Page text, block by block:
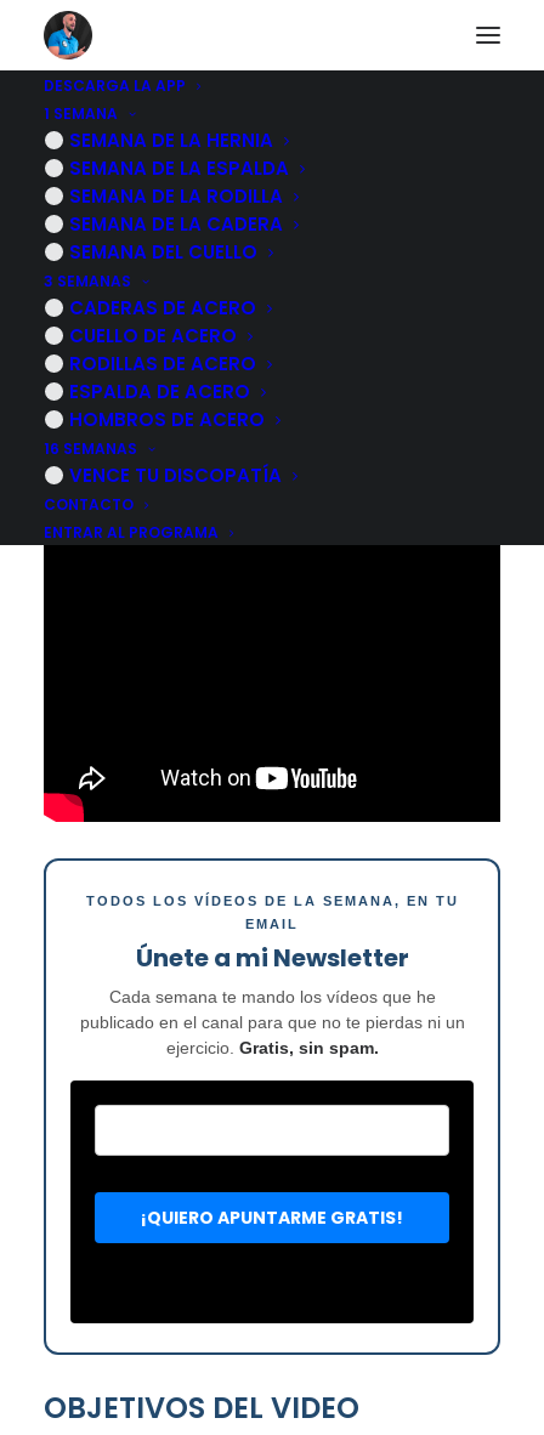
DESCARGA LA APP
1 SEMANA
SEMANA DE LA HERNIA
SEMANA DE LA ESPALDA
SEMANA DE LA RODILLA
SEMANA DE LA CADERA
SEMANA DEL CUELLO
3 SEMANAS
CADERAS DE ACERO
CUELLO DE ACERO
RODILLAS DE ACERO
ESPALDA DE ACERO
HOMBROS DE ACERO
16 SEMANAS
VENCE TU DISCOPATÍA
CONTACTO
ENTRAR AL PROGRAMA
CABEZA ADELANTADA
- Rutina de 20
minutos para
correguir la POSTURA
12 NOVIEMBRE, 2022 | POR
TODOS LOS VÍDEOS DE LA SEMANA, EN TU
EMAIL
Únete a mi Newsletter
Cada semana te mando los vídeos que he
publicado en el canal para que no te pierdas ni un
ejercicio. Gratis, sin spam.
OBJETIVOS DEL VIDEO